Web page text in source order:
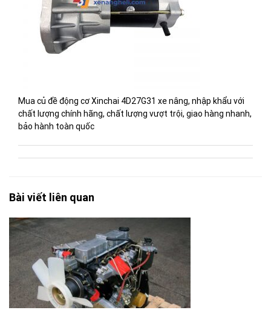
Mua củ đề động cơ Xinchai 4D27G31 xe nâng, nhập khẩu với
chất lượng chính hãng, chất lượng vượt trội, giao hàng nhanh,
bảo hành toàn quốc
Bài viết liên quan